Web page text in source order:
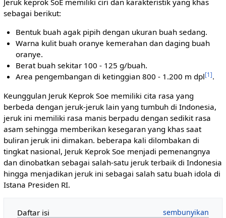
Jeruk keprok SoE memiliki ciri dan karakteristik yang khas
sebagai berikut:
Bentuk buah agak pipih dengan ukuran buah sedang.
Warna kulit buah oranye kemerahan dan daging buah
oranye.
Berat buah sekitar 100 - 125 g/buah.
Area pengembangan di ketinggian 800 - 1.200 m dpl[1].
Keunggulan Jeruk Keprok Soe memiliki cita rasa yang
berbeda dengan jeruk-jeruk lain yang tumbuh di Indonesia,
jeruk ini memiliki rasa manis berpadu dengan sedikit rasa
asam sehingga memberikan kesegaran yang khas saat
buliran jeruk ini dimakan. beberapa kali dilombakan di
tingkat nasional, Jeruk Keprok Soe menjadi pemenangnya
dan dinobatkan sebagai salah-satu jeruk terbaik di Indonesia
hingga menjadikan jeruk ini sebagai salah satu buah idola di
Istana Presiden RI.
Daftar isi